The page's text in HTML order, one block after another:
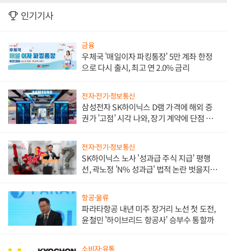
인기기사
금융
우체국 '매일이자 파킹통장' 5만 계좌 한정
으로 다시 출시, 최고 연 2.0% 금리
전자·전기·정보통신
삼성전자 SK하이닉스 D램 가격에 해외 증
권가 '고점' 시각 나와, 장기 계약에 단점 부
전자·전기·정보통신
SK하이닉스 노사 '성과급 주식 지급' 평행
선, 곽노정 'N% 성과급' 법적 논란 벗을지 주
항공·물류
파라타항공 내년 미주 장거리 노선 첫 도전,
윤철민 '하이브리드 항공사' 승부수 통할까
소비자·유통